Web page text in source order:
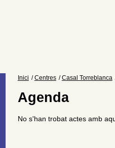
Inici Centres Casal Torreblanca
Agenda
No s'han trobat actes amb